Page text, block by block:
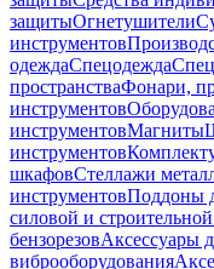
защитыОгнетушители
инструментов
одеждаСпецодежда
пространстваФонари,
инструментов
инструментовМагниты
инструментов
шкафовСтеллажи
инструментовПоддоны
силовой и
бензорезовАксессуары
виброоборудования